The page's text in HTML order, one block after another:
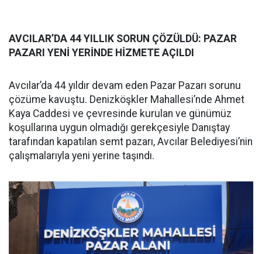
AVCILAR’DA 44 YILLIK SORUN ÇÖZÜLDÜ: PAZAR
PAZARI YENİ YERİNDE HİZMETE AÇILDI
Avcılar’da 44 yıldır devam eden Pazar Pazarı sorunu
çözüme kavuştu. Denizköşkler Mahallesi’nde Ahmet
Kaya Caddesi ve çevresinde kurulan ve günümüz
koşullarına uygun olmadığı gerekçesiyle Danıştay
tarafından kapatılan semt pazarı, Avcılar Belediyesi’nin
çalışmalarıyla yeni yerine taşındı.